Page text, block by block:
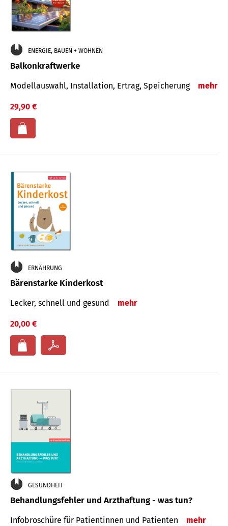
ENERGIE, BAUEN + WOHNEN
Balkonkraftwerke
Modellauswahl, Installation, Ertrag, Speicherung mehr
29,90 €
ERNÄHRUNG
Bärenstarke Kinderkost
Lecker, schnell und gesund mehr
20,00 €
GESUNDHEIT
Behandlungsfehler und Arzthaftung - was tun?
Infobroschüre für Patientinnen und Patienten mehr